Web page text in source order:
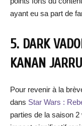
ayant eu sa part de
5. DARK
KANAN
Pour revenir à la
dans Star Wars :
parties de la saison